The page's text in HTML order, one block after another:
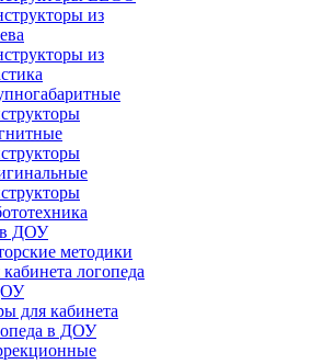
из
из
в ДОУ
методики
кабинета логопеда
для кабинета
в ДОУ